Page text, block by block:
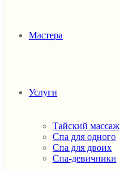
Мастера
Услуги
Тайский массаж
Спа для одного
Спа для двоих
Спа-девичники